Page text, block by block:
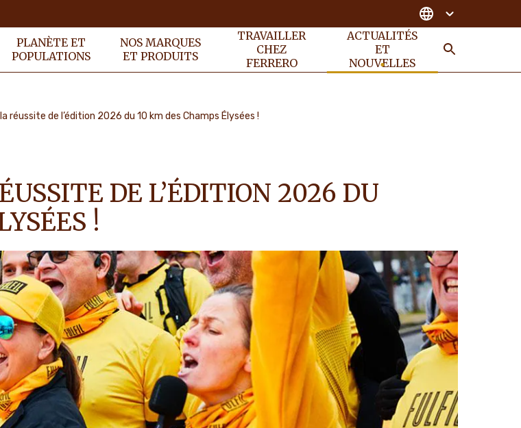
PLANÈTE ET
POPULATIONS
NOS MARQUES
ET PRODUITS
TRAVAILLER
CHEZ
FERRERO
ACTUALITÉS
ET
NOUVELLES
réussite de l’édition 2026 du 10 km des Champs Élysées !
DE L’ÉDITION 2026 DU
!